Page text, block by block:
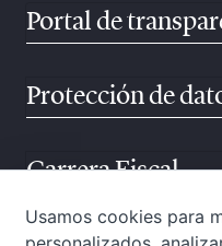
Portal de
Protección de
Carrera Fiscal
Usamos cookies para